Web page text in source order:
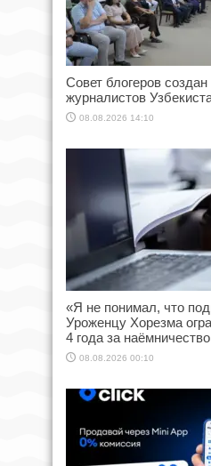
Совет блогеров
журналистов
08.08.2026 14:10
«Я не понимал, что
Уроженцу Хорезма
4 года за наёмничество
08.08.2026 00:10